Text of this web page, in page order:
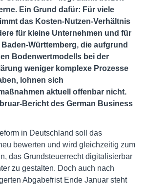
Ein Grund dafür: Für viele
das Kosten-Nutzen-Verhältnis
für kleine Unternehmen und für
Württemberg, die aufgrund
Bodenwertmodells bei der
weniger komplexe Prozesse
lohnen sich
aktuell offenbar nicht.
Bericht des German Business
in Deutschland soll das
bewerten und wird gleichzeitig zum
das Grundsteuerrecht digitalisierbar
zu gestalten. Doch auch nach
Abgabefrist Ende Januar steht